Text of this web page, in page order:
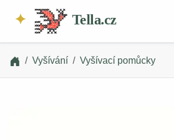
Tella.cz
Vyšívání Vyšívací pomůcky